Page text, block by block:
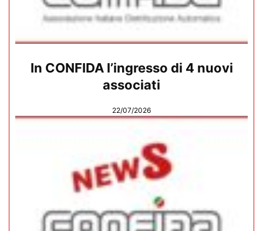
In CONFIDA l’ingresso di 4 nuovi
associati
22/07/2026